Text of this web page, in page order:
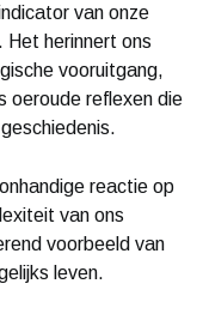
van onze
herinnert ons
vooruitgang,
oeroude reflexen die
reactie op
van ons
voorbeeld van
leven.